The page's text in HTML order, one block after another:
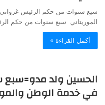
سبع سنوات من حكم الرئيس غزوانى
الموريتاني سبع سنوات من حكم
أكمل القراءة »
الحسين ولد مدو=سبع
في خدمة الوطن